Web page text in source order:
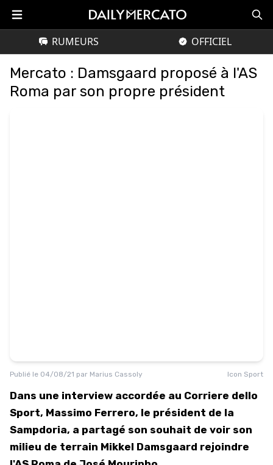
RUMEURS OFFICIEL
Mercato : Damsgaard proposé à l'AS
Roma par son propre président
Publié le 04/08/21 par Marius Cassoly Icon Sport
Dans une interview accordée au Corriere dello
Sport, Massimo Ferrero, le président de la
Sampdoria, a partagé son souhait de voir son
milieu de terrain Mikkel Damsgaard rejoindre